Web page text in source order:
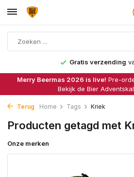
Gratis verzending
Merry Beermas 2026 is live! Pre-
Bekijk de Bier
Terug Home Tags Kriek
Producten getagd met
Onze merken